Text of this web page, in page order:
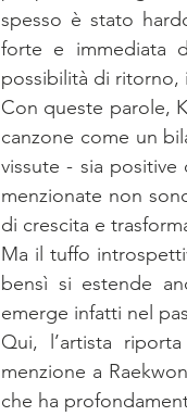
spesso è stato
forte e immediata
possibilità di ritorno,
Con queste parole,
canzone come un
vissute - sia
menzionate non
di crescita e
Ma il tuffo
bensì si estende
emerge infatti nel
Qui, l’artista
menzione a
che ha